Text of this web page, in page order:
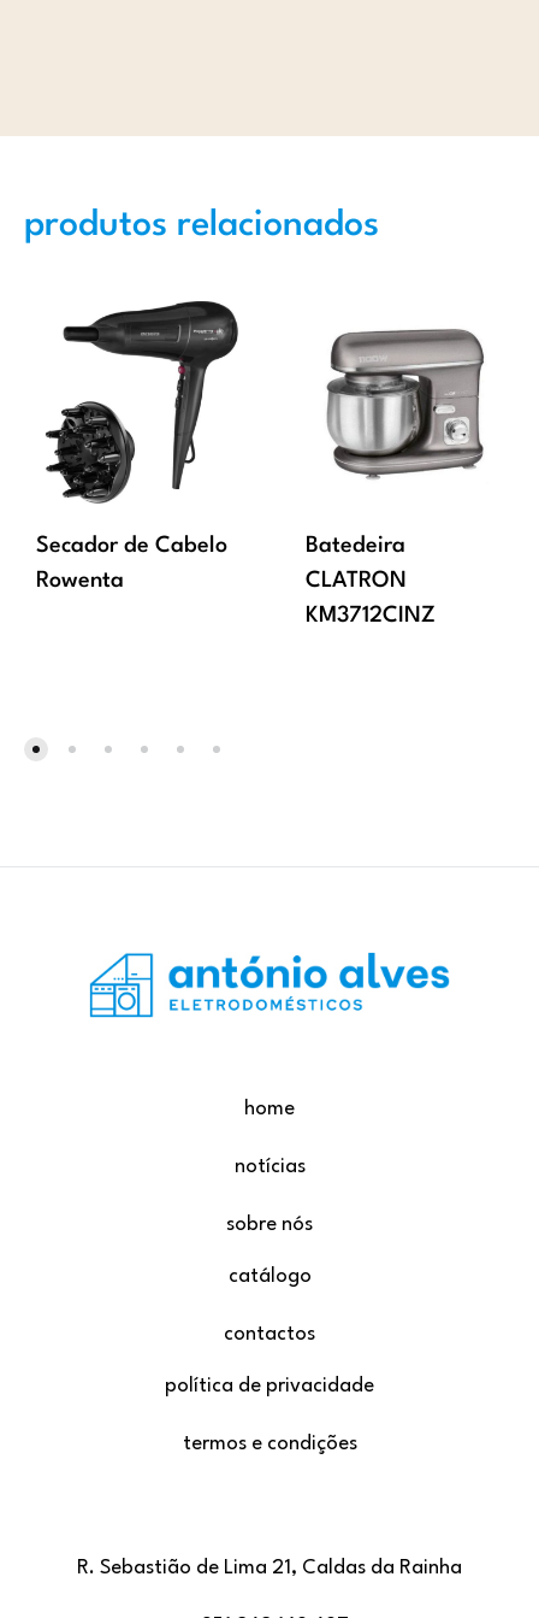
produtos relacionados
Secador de Cabelo
Rowenta
Batedeira
CLATRON
KM3712CINZ
home
notícias
sobre nós
catálogo
contactos
política de privacidade
termos e condições
R. Sebastião de Lima 21, Caldas da Rainha